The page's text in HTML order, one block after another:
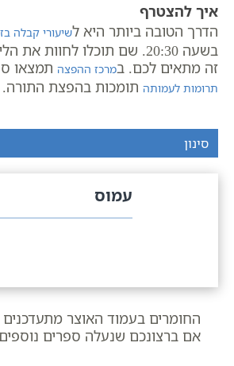
איך להצטרף
הדרך הטובה ביותר היא לשיעורי קבלה
בשעה 20:30. שם תוכלו לחוות
זה מתאים לכם. במרכז ההפצה תמצאו
תרומות לעמותה תומכות בהפצת התורה.
עמוס
החומרים בעמוד האוצר
אם ברצונכם שנעלה ספרים נוספים
סינון